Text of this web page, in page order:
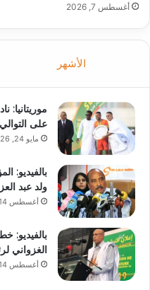
أغسطس 7, 2026
الأشهر
موريتانيا:
على التوالي
مايو 24, 2026
بالفيديو:
ولد عبد
أغسطس 14, 2024
بالفيديو:
الغزواني لرئاسيات
أغسطس 14, 2024